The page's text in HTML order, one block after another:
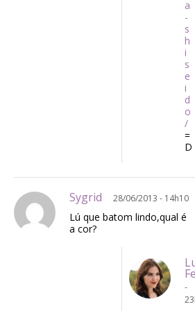
a
-
s
h
i
s
e
i
d
o
/
=
D
Sygrid 28/06/2013 - 14h10
Lú que batom lindo,qual é
a cor?
-